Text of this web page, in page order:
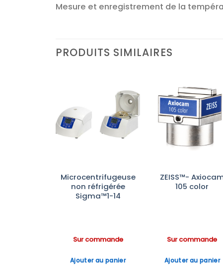
Mesure et enregistrement de la
PRODUITS SIMILAIRES
Ajouter
à la liste
d’envies
Microcentrifugeuse
non réfrigérée
Sigma™1-14
Sur commande
Ajouter au panier
Ajouter
à la liste
ZEISS™-
105 color
Sur commande
Ajouter au panier